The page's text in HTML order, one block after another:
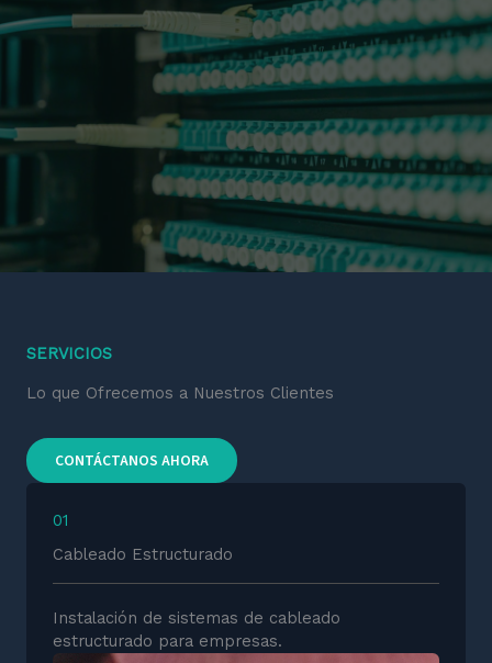
SERVICIOS
Lo que Ofrecemos a Nuestros Clientes
CONTÁCTANOS AHORA
01
Cableado Estructurado
Instalación de sistemas de cableado
estructurado para empresas.